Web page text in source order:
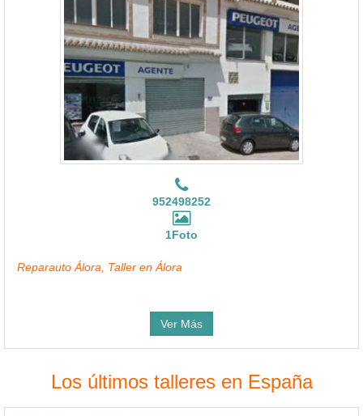
952498252
1Foto
Reparauto Álora, Taller en Álora
Ver Más
Los últimos talleres en España